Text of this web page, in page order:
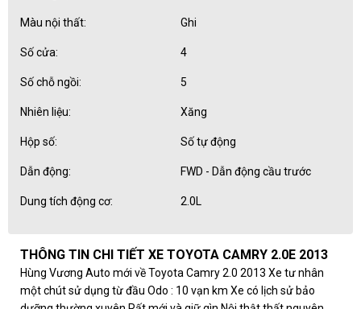
Màu nội thất: Ghi
Số cửa: 4
Số chỗ ngồi: 5
Nhiên liệu: Xăng
Hộp số: Số tự động
Dẫn động: FWD - Dẫn động cầu trước
Dung tích động cơ: 2.0L
THÔNG TIN CHI TIẾT XE TOYOTA CAMRY 2.0E 2013
Hùng Vương Auto mới về Toyota Camry 2.0 2013 Xe tư nhân
một chút sử dụng từ đầu Odo : 10 vạn km Xe có lịch sử bảo